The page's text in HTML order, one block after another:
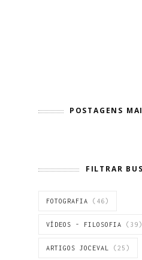
POSTAGENS
FILTRAR
FOTOGRAFIA (46)
VÍDEOS - FILOSOFIA (39)
ARTIGOS JOCEVAL (25)